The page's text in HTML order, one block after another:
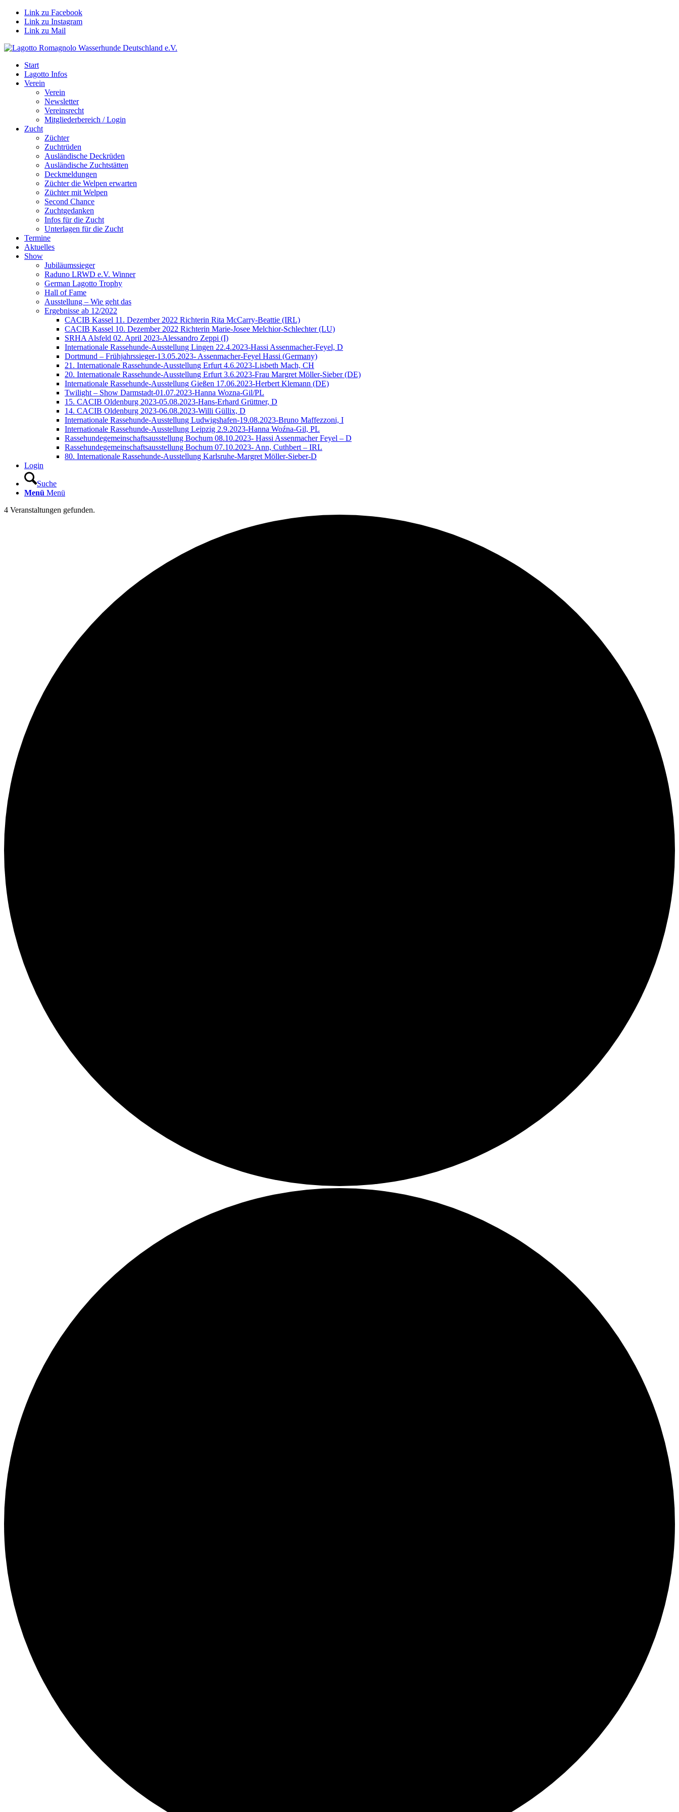
Link zu Facebook
Link zu Instagram
Link zu Mail
Start
Lagotto Infos
Verein
Verein
Newsletter
Vereinsrecht
Mitgliederbereich / Login
Zucht
Züchter
Zuchtrüden
Ausländische Deckrüden
Ausländische Zuchtstätten
Deckmeldungen
Züchter die Welpen erwarten
Züchter mit Welpen
Second Chance
Zuchtgedanken
Infos für die Zucht
Unterlagen für die Zucht
Termine
Aktuelles
Show
Jubiläumssieger
Raduno LRWD e.V. Winner
German Lagotto Trophy
Hall of Fame
Ausstellung – Wie geht das
Ergebnisse ab 12/2022
CACIB Kassel 11. Dezember 2022 Richterin Rita McCarry-Beattie (IRL)
CACIB Kassel 10. Dezember 2022 Richterin Marie-Josee Melchior-Schlechter (LU)
SRHA Alsfeld 02. April 2023-Alessandro Zeppi (I)
Internationale Rassehunde-Ausstellung Lingen 22.4.2023-Hassi Assenmacher-Feyel, D
Dortmund – Frühjahrssieger-13.05.2023- Assenmacher-Feyel Hassi (Germany)
21. Internationale Rassehunde-Ausstellung Erfurt 4.6.2023-Lisbeth Mach, CH
20. Internationale Rassehunde-Ausstellung Erfurt 3.6.2023-Frau Margret Möller-Sieber (DE)
Internationale Rassehunde-Ausstellung Gießen 17.06.2023-Herbert Klemann (DE)
Twilight – Show Darmstadt-01.07.2023-Hanna Wozna-Gil/PL
15. CACIB Oldenburg 2023-05.08.2023-Hans-Erhard Grüttner, D
14. CACIB Oldenburg 2023-06.08.2023-Willi Güllix, D
Internationale Rassehunde-Ausstellung Ludwigshafen-19.08.2023-Bruno Maffezzoni, I
Internationale Rassehunde-Ausstellung Leipzig 2.9.2023-Hanna Woźna-Gil, PL
Rassehundegemeinschaftsausstellung Bochum 08.10.2023- Hassi Assenmacher Feyel – D
Rassehundegemeinschaftsausstellung Bochum 07.10.2023- Ann, Cuthbert – IRL
80. Internationale Rassehunde-Ausstellung Karlsruhe-Margret Möller-Sieber-D
Login
Suche
Menü Menü
4 Veranstaltungen gefunden.